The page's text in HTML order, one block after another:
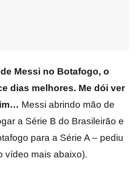
Messi no Botafogo, o
dias melhores. Me dói ver
Messi abrindo mão de
a Série B do Brasileirão e
para a Série A – pediu
vídeo mais abaixo).